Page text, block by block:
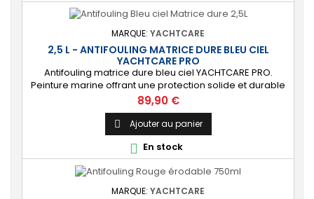
MARQUE: YACHTCARE
2,5 L - ANTIFOULING MATRICE DURE BLEU CIEL
YACHTCARE PRO
Antifouling matrice dure bleu ciel YACHTCARE PRO.
Peinture marine offrant une protection solide et durable
pour les bateaux en polyester, bois et acier
(INCOMPATIBLE coques aluminium). ⚙️ [Résistant]
Protection solide, durable et anti-salissures qui
repoussera algues et coquillages durant une saison
complète. 🔝 [Idéal pour les bateaux rapides] Permet...
Prix
89,90 €
 Ajouter au panier
 En stock
MARQUE: YACHTCARE